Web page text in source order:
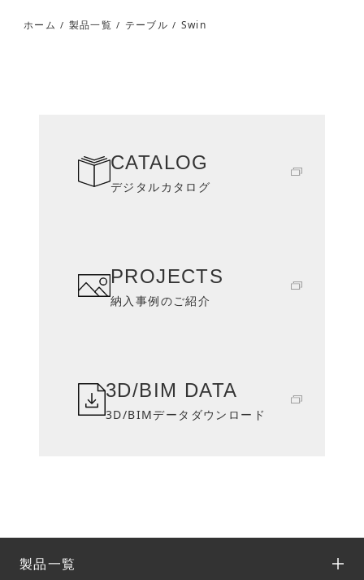
ホーム / 製品一覧 / テーブル / Swin
CATALOG
デジタルカタログ
PROJECTS
納入事例のご紹介
3D/BIM DATA
3D/BIMデータダウンロード
製品一覧